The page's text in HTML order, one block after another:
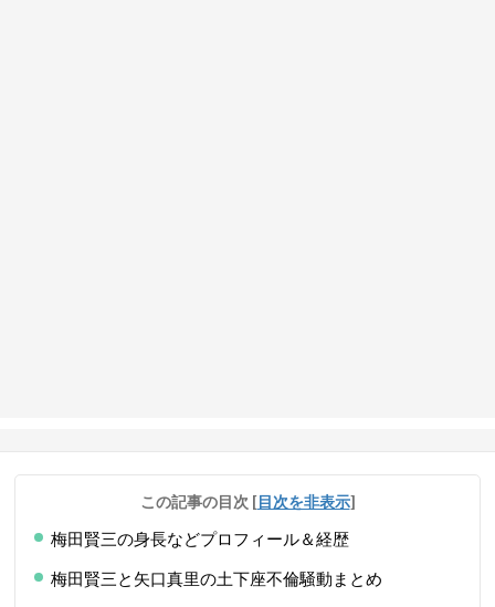
この記事の目次 [目次を非表示]
梅田賢三の身長などプロフィール＆経歴
梅田賢三と矢口真里の土下座不倫騒動まとめ